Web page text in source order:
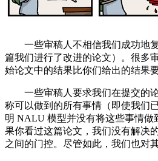
一些审稿人不相信我们成功地
篇我们进行了改进的论文）。很多
始论文中的结果比你们给出的结果
一些审稿人要求我们在提交的
称可以做到的所有事情（即使我们
明 NALU 模型并没有将这些事情做
果你看过这篇论文，我们没有解决
之间的门控。尽管如此，我们也对